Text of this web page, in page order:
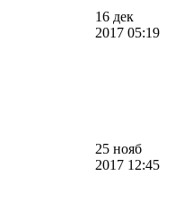
16 дек
2017 05:19
25 нояб
2017 12:45